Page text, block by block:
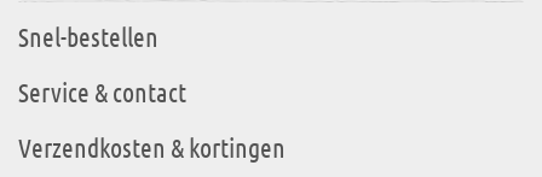
Snel-bestellen
Service & contact
Verzendkosten & kortingen